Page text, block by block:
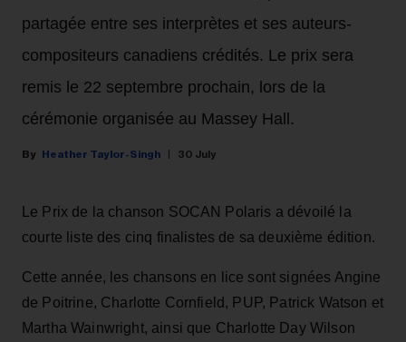
partagée entre ses interprètes et ses auteurs-
compositeurs canadiens crédités. Le prix sera
remis le 22 septembre prochain, lors de la
cérémonie organisée au Massey Hall.
Heather Taylor-Singh 30 July
Le Prix de la chanson SOCAN Polaris a dévoilé la
courte liste des cinq finalistes de sa deuxième édition.
Cette année, les chansons en lice sont signées Angine
de Poitrine, Charlotte Cornfield, PUP, Patrick Watson et
Martha Wainwright, ainsi que Charlotte Day Wilson